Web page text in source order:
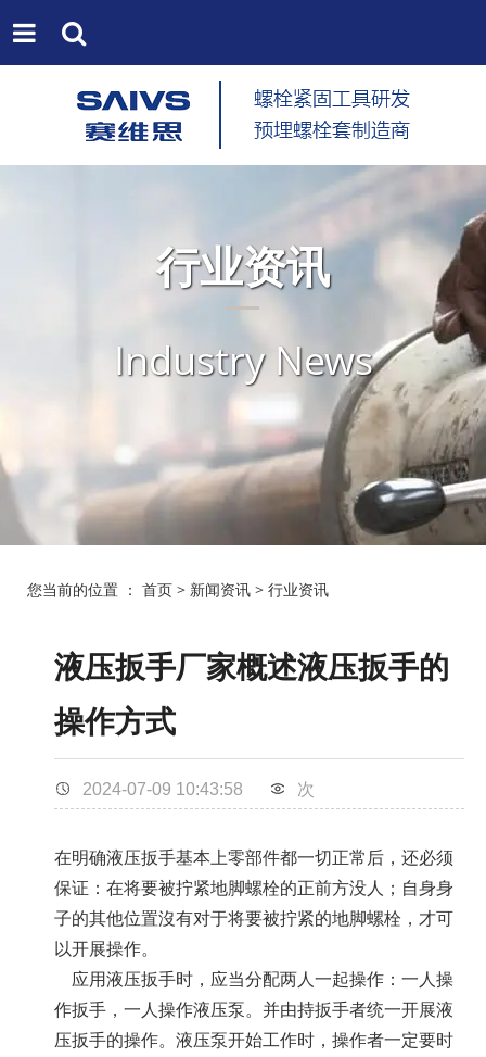
行业资讯
Industry News
您当前的位置 ： 首页 > 新闻资讯 > 行业资讯
液压扳手厂家概述液压扳手的
操作方式
2024-07-09 10:43:58 次
在明确液压扳手基本上零部件都一切正常后，还必须
保证：在将要被拧紧地脚螺栓的正前方没人；自身身
子的其他位置沒有对于将要被拧紧的地脚螺栓，才可
以开展操作。
应用液压扳手时，应当分配两人一起操作：一人操
作扳手，一人操作液压泵。并由持扳手者统一开展液
压扳手的操作。液压泵开始工作时，操作者一定要时